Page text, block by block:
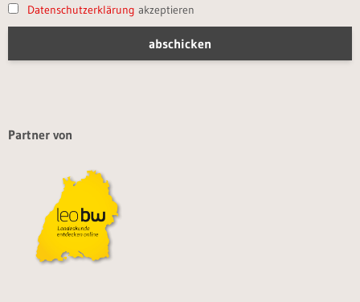
Datenschutzerklärung akzeptieren
Partner von